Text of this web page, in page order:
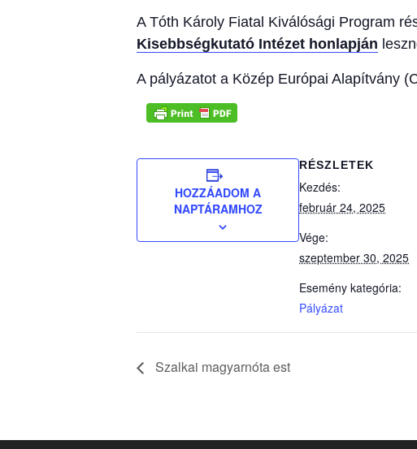
A Tóth Károly Fiatal Kiválósági Program
Kisebbségkutató Intézet honlapján
A pályázatot a Közép Európai Alapítvány
HOZZÁADOM A
NAPTÁRAMHOZ
RÉSZLETEK
Kezdés:
február 24, 2025
Vége:
szeptember 30, 2025
Esemény kategória:
Pályázat
Szalkai magyarnóta est